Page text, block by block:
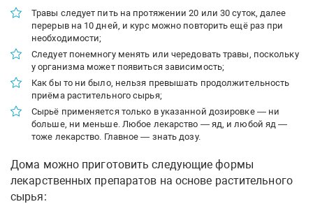
Травы следует пить на протяжении 20 или 30 суток, далее
перерыв на 10 дней, и курс можно повторить ещё раз при
необходимости;
Следует понемногу менять или чередовать травы, поскольку
у организма может появиться зависимость;
Как бы то ни было, нельзя превышать продолжительность
приёма растительного сырья;
Сырьё применяется только в указанной дозировке — ни
больше, ни меньше. Любое лекарство — яд, и любой яд —
тоже лекарство. Главное — знать дозу.
Дома можно приготовить следующие формы
лекарственных препаратов на основе растительного
сырья: